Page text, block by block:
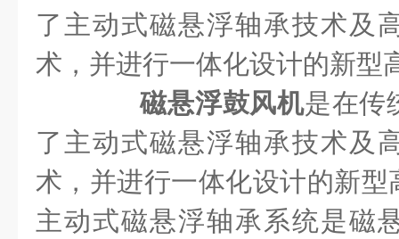
了主动式磁悬浮轴承技术及
术，并进行一体化设计的新型
磁悬浮鼓风机是在传
了主动式磁悬浮轴承技术及
术，并进行一体化设计的新
主动式磁悬浮轴承系统是磁